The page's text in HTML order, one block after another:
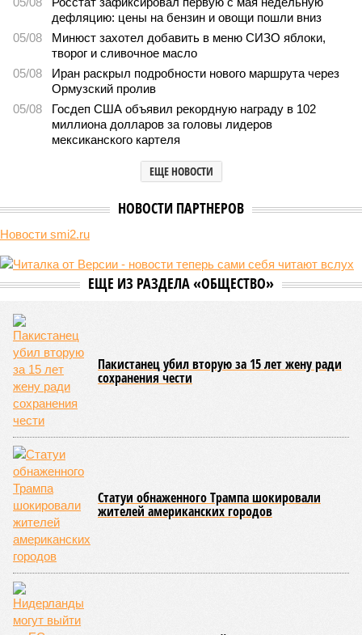
Земля уже не раз показывала человечеству свой крутой
нрав – когда покажет снова?
покажет снова? (фото: АР-ТАСС)
Природа постоянно вступает в противоречие с нами. Ведь пока
она стремится всё на планете держать в балансе, человечество
не особенно церемонится с окружающей средой. Самые
массовые катастрофы в прошлом – какими они были? Какие
РассказСтивена Кинга, в котором описывались
вызванного группой биологов, называется «Конец всей
этой мерзости». В реальной жизни участия пытливых
исследователей в организации конца света может не
понадобиться: природа сама разберётся, как и где
уменьшить масштабы человеческой популяции.
(фото: en.wikipedia.org)
Да, наша любимая маленькая планета может быть
единственной, где в пределах Солнечной системы есть
полноценная жизнь, но Земля также регулярно пытается
эту жизнь уничтожить. Так уж вышло, что внутренние
процессы на планете включают в себя всевозможные
геологические, метеорологические и физические явления,
которые для человека довольно опасны. Или попросту
смертельны. И вот несколько тому примеров.
Все стихии сразу